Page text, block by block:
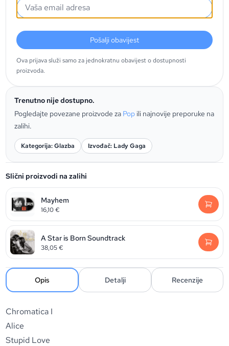
Pošalji obavijest
Ova prijava služi samo za jednokratnu obavijest o dostupnosti
proizvoda.
Trenutno nije dostupno.
Pogledajte povezane proizvode za Pop ili najnovije preporuke na
zalihi.
Kategorija: Glazba Izvođač: Lady Gaga
Slični proizvodi na zalihi
Mayhem
16,10€
A Star is Born Soundtrack
38,05€
Opis Detalji Recenzije
Chromatica I
Alice
Stupid Love